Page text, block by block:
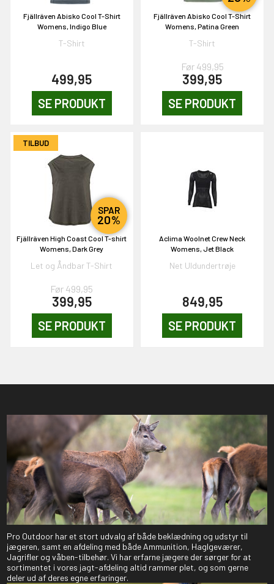
Fjällräven Abisko Cool T-Shirt
Womens, Indigo Blue
T-Shirt
499,95
SE PRODUKT
Fjällräven Abisko Cool T-Shirt
Womens, Patina Green
T-Shirt
Før 499,95
399,95
SE PRODUKT
TILBUD
SPAR
20%
Fjällräven High Coast Cool T-shirt
Womens, Dark Grey
Let og Åndbar T-Shirt
Før 499,95
399,95
SE PRODUKT
Aclima Woolnet Crew Neck
Womens, Jet Black
Net Uldundertrøje
849,95
SE PRODUKT
Pro Outdoor har et stort udvalg af både beklædning og udstyr til
jægeren, samt en afdeling med både Ammunition, Haglgeværer,
Jagrifler og våben-tilbehør. Vi har erfarne jægere der sørger for at
sortimentet i vores jagt-afdeling altid rammer plet, og som gerne
deler ud af deres egne erfaringer.